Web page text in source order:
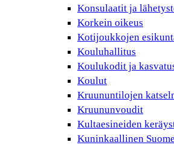
Konsulaatit ja
Korkein oikeus
Kotijoukkojen
Kouluhallitus
Koulukodit ja
Koulut
Kruununtilojen
Kruununvoudit
Kultaesineiden
Kuninkaallinen